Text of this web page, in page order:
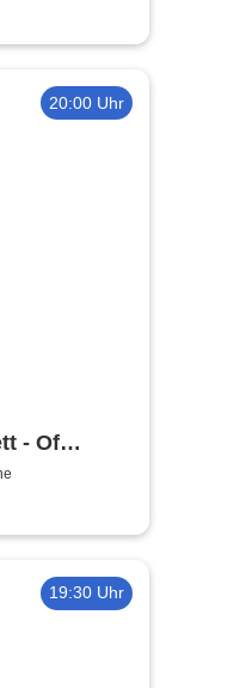
20:00 Uhr
- Of
Heroines
19:30 Uhr